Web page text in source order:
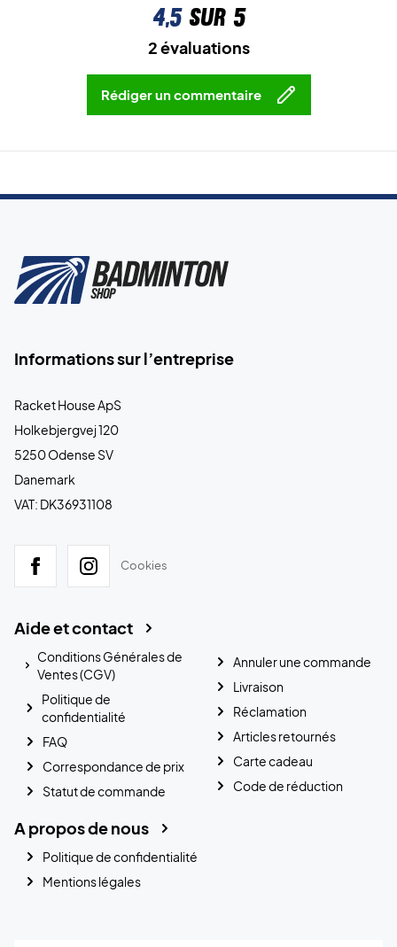
4,5sur 5
2 évaluations
Rédiger un commentaire
Informations sur l’entreprise
Racket House ApS
Holkebjergvej 120
5250 Odense SV
Danemark
VAT: DK36931108
Cookies
Aide et contact
Conditions Générales de
Ventes (CGV)
Politique de
confidentialité
FAQ
Correspondance de prix
Statut de commande
Annuler une commande
Livraison
Réclamation
Articles retournés
Carte cadeau
Code de réduction
A propos de nous
Politique de confidentialité
Mentions légales